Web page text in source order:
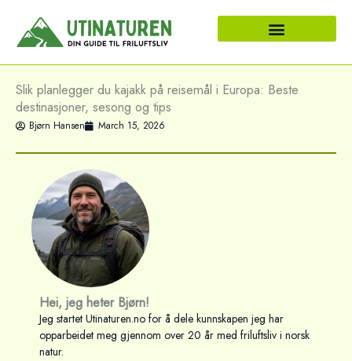
content
Slik planlegger du kajakk på reisemål i Europa: Beste
destinasjoner, sesong og tips
Bjørn Hansen March 15, 2026
Hei, jeg heter Bjørn!
Jeg startet Utinaturen.no for å dele kunnskapen jeg har
opparbeidet meg gjennom over 20 år med friluftsliv i norsk
natur.